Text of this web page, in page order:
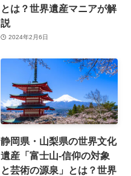
とは？世界遺産マニアが解
説
2024年2月6日
静岡県・山梨県の世界文化
遺産「富士山-信仰の対象
と芸術の源泉」とは？世界